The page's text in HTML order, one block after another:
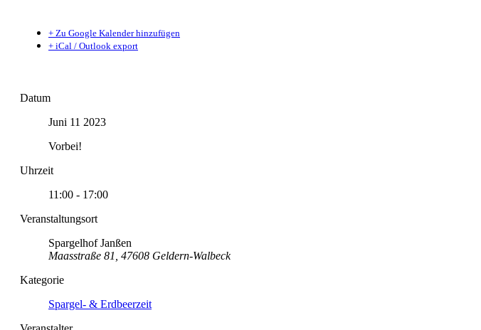
+ Zu Google Kalender hinzufügen
+ iCal / Outlook export
Datum
Juni 11 2023
Vorbei!
Uhrzeit
11:00 - 17:00
Veranstaltungsort
Spargelhof Janßen
Maasstraße 81, 47608 Geldern-Walbeck
Kategorie
Spargel- & Erdbeerzeit